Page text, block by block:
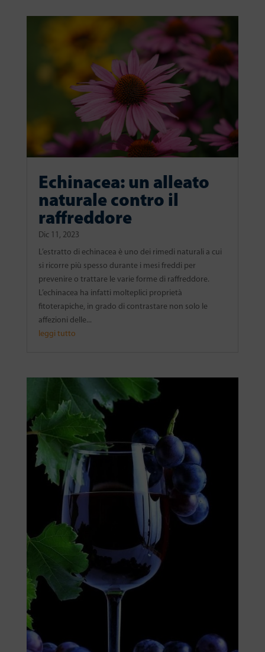
Echinacea: un alleato
naturale contro il
raffreddore
Dic 11, 2023
L’estratto di echinacea è uno dei rimedi naturali a cui
si ricorre più spesso durante i mesi freddi per
prevenire o trattare le varie forme di raffreddore.
L’echinacea ha infatti molteplici proprietà
fitoterapiche, in grado di contrastare non solo le
affezioni delle...
leggi tutto